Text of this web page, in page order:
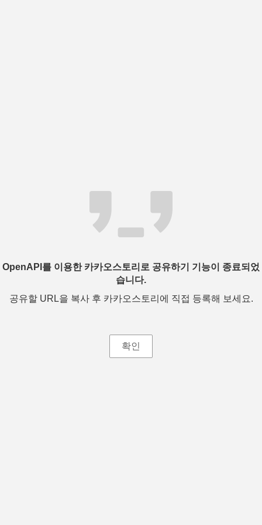
OpenAPI를 이용한 카카오스토리로 공유하기 기능이 종료되었
습니다.
공유할 URL을 복사 후 카카오스토리에 직접 등록해 보세요.
확인